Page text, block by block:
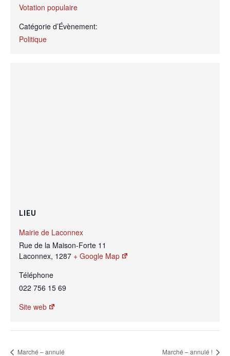
Votation populaire
Catégorie d’Évènement:
Politique
LIEU
Mairie de Laconnex
Rue de la Maison-Forte 11
Laconnex, 1287 + Google Map
Téléphone
022 756 15 69
Site web
Marché – annulé Marché – annulé !